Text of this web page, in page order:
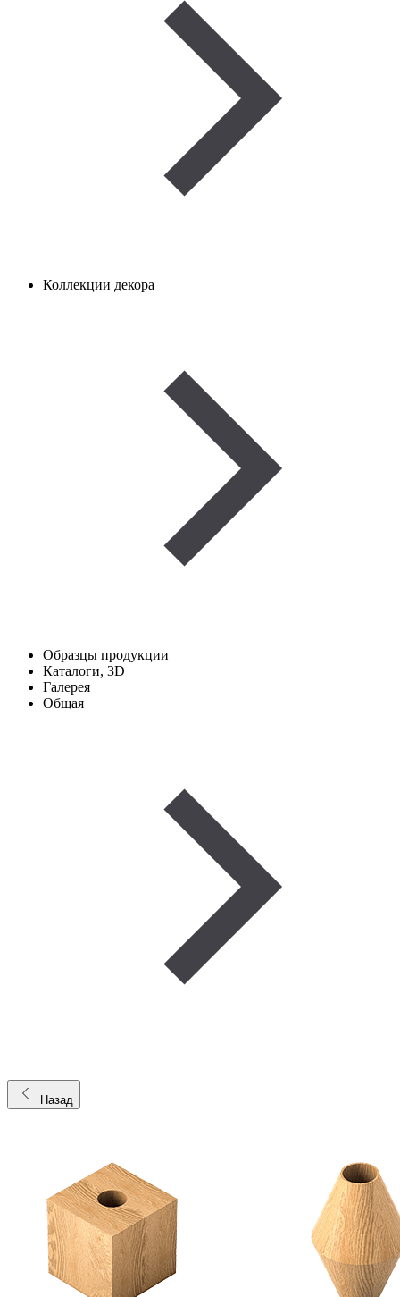
Коллекции декора
Образцы продукции
Каталоги, 3D
Галерея
Общая
Назад